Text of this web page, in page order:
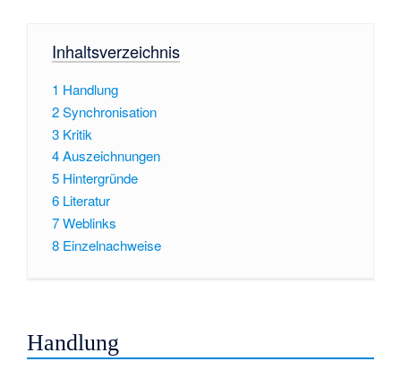
Inhaltsverzeichnis
1 Handlung
2Synchronisation
3 Kritik
4Auszeichnungen
5 Hintergründe
6 Literatur
7Weblinks
8 Einzelnachweise
Handlung